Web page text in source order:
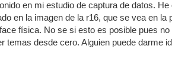
en mi estudio de captura de datos.
en la imagen de la r16, que se vea en
física. No se si esto es posible pues
temas desde cero. Alguien puede darme